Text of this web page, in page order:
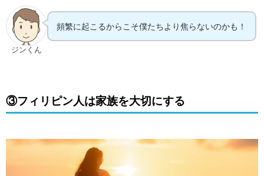
ジンくん
頻繁に起こるからこそ僕たちより焦らないのかも！
③フィリピン人は家族を大切にする